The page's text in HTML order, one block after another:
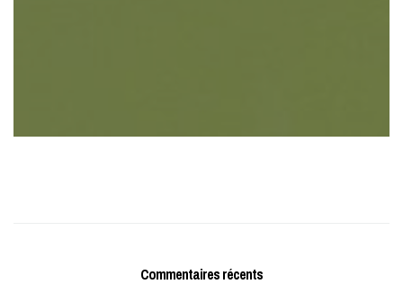
Commentaires récents